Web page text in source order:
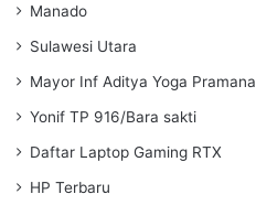
Manado
Sulawesi Utara
Mayor Inf Aditya Yoga Pramana
Yonif TP 916/Bara sakti
Daftar Laptop Gaming RTX
HP Terbaru